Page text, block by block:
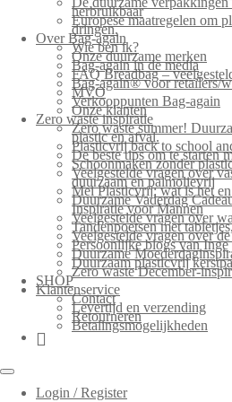
herbruikbaar
Europese maatregelen om
dringen.
Over Bag-again
Wie ben ik?
Onze duurzame merken
Bag-again in de media
FAQ Breadbag –
Bag-again® voor retailers/
MVO
Verkooppunten Bag-again
Onze klanten
Zero waste inspiratie
Zero waste summer!
plastic en afval.
Plasticvrij back to school
De beste tips om te starten
Schoonmaken zonder
Veelgestelde vragen over
duurzaam en palmolievrij
Mei Plasticvrij: wat is het
Duurzame Vaderdag
Inspiratie voor Mannen
Veelgestelde vragen over
Tandenpoetsen met
Veelgestelde vragen over
Persoonlijke blogs van Inge
Duurzame
Duurzaam plasticvrij
Zero waste December-
SHOP
Klantenservice
Contact
Levertijd en verzending
Retourneren
Betalingsmogelijkheden
Login / Register